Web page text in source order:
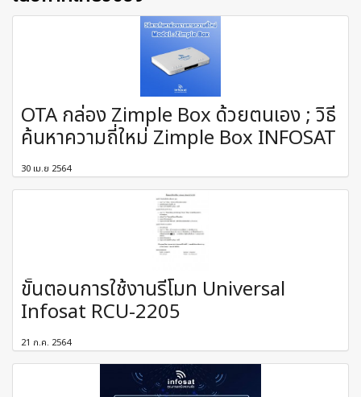
OTA กล่อง Zimple Box ด้วยตนเอง ; วิธี
ค้นหาความถี่ใหม่ Zimple Box INFOSAT
30 เม.ย 2564
ขั้นตอนการใช้งานรีโมท Universal
Infosat RCU-2205
21 ก.ค. 2564